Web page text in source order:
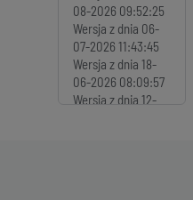
08-2026 09:52:25
Wersja z dnia 06-
07-2026 11:43:45
Wersja z dnia 18-
06-2026 08:09:57
Wersja z dnia 12-